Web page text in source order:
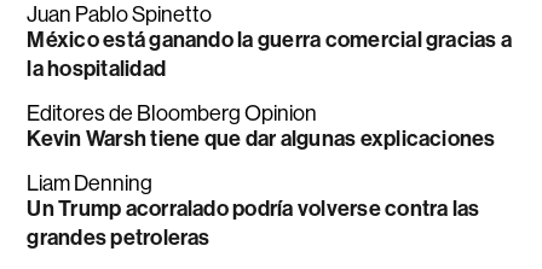
Juan Pablo Spinetto
México está ganando la guerra comercial gracias a
la hospitalidad
Editores de Bloomberg Opinion
Kevin Warsh tiene que dar algunas explicaciones
Liam Denning
Un Trump acorralado podría volverse contra las
grandes petroleras